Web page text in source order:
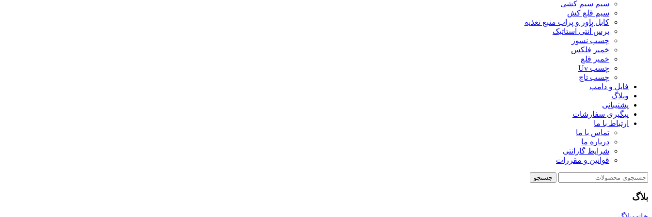
سیم سیم کشی
سیم قلع کش
کابل پاور و پراب منبع تغذیه
برس آنتی استاتیک
چسب نسوز
خمیر فلکس
خمیر قلع
چسب Uv
چسب تاچ
فایل و دامپ
وبلاگ
پشتیبانی
پیگیری سفارشات
ارتباط با ما
تماس با ما
درباره ما
شرایط گارانتی
قوانین و مقررات
جستجو
بلاگ